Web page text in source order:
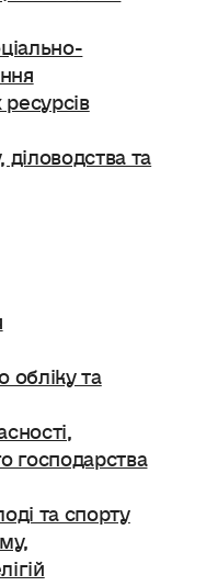
діловодства та
обліку та
господарства
та спорту